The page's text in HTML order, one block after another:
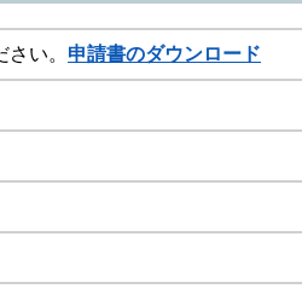
い。 申請書のダウンロード